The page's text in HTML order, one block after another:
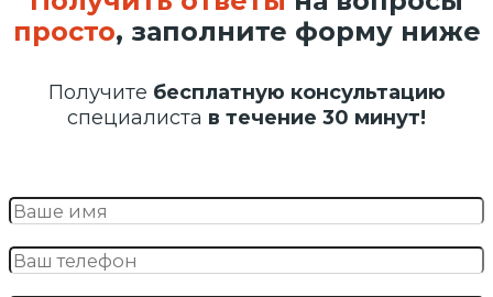
просто, заполните форму ниже
Получите бесплатную консультацию
специалиста в течение 30 минут!